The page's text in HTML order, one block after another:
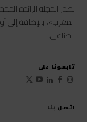
اتصل بنا
تصدر المجلة الرائدة
المغرب»، بالإضافة
الصناعي.
تابعونا على